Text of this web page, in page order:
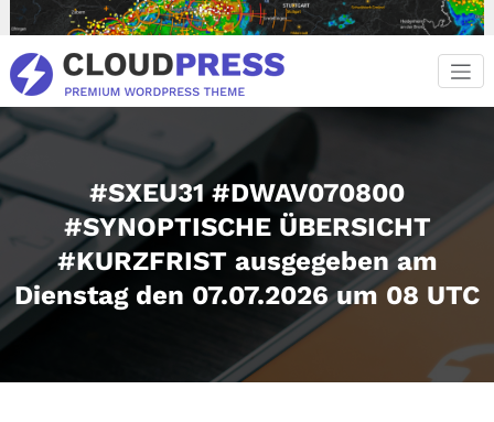
Inhalt
springen
#SXEU31 #DWAV070800
#SYNOPTISCHE ÜBERSICHT
#KURZFRIST ausgegeben am
Dienstag den 07.07.2026 um 08 UTC